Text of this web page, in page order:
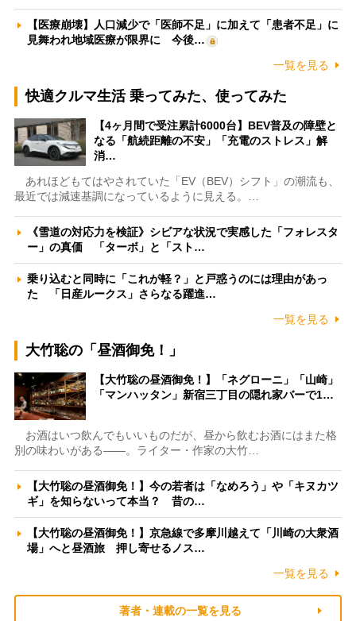
【医療崩壊】人口減少で「医師不足」に加えて「患者不足」に
見舞われ地域医療が限界に 今後…
一覧を見る
快適クルマ生活 乗ってみた、使ってみた
【4ヶ月間で受注累計6000台】BEV普及の障壁と
なる「航続距離の不安」「充電のストレス」解
消…
あれほどもてはやされていた「EV（BEV）シフト」の潮流も、
最近では減速基調になっているように見える。…
《雪道の対応力を検証》シビアな状況で実感した「フォレスタ
ー」の真価 「ターボ」と「スト…
乗り込むと同時に「これが軽？」と戸惑うのには理由があっ
た 「日産ルークス」さらなる躍進…
一覧を見る
大竹聡の「昼酒御免！」
【大竹聡の昼酒御免！】「ネグローニ」「山崎」
「マンハッタン」新宿三丁目の隠れ家バーで1…
お酒はいつ飲んでもいいものだが、昼から飲むお酒にはまた格
別の味わいがある――。ライター・作家の大竹…
【大竹聡の昼酒御免！】今の若者は「なめろう」や「キヌカツ
ギ」を知らないって本当？ 昔の…
【大竹聡の昼酒御免！】京急線で多摩川越えて「川崎の大衆酒
場」へと昼酒旅 押し寄せるノス…
一覧を見る
著者・連載の一覧を見る